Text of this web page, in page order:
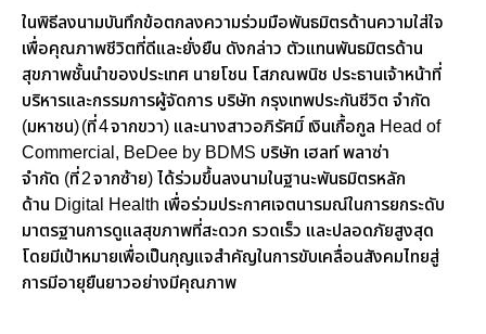
ในพิธีลงนามบันทึกข้อตกลงความร่วมมือพันธมิตรด้านความใส่ใจ
เพื่อคุณภาพชีวิตที่ดีและยั่งยืน ดังกล่าว ตัวแทนพันธมิตรด้าน
สุขภาพชั้นนำของประเทศ นายโชน โสภณพนิช ประธานเจ้าหน้าที่
บริหารและกรรมการผู้จัดการ บริษัท กรุงเทพประกันชีวิต จำกัด
(มหาชน)(ที่4จากขวา) และนางสาวอภิรัศม เงินเกื้อกูล Head of
Commercial, BeDee by BDMS บริษัท เฮลท์พลาซ่า
จำกัด (ที่2จากซ้าย)ได้ร่วมขึ้นลงนามในฐานะพันธมิตรหลัก
ด้าน Digital Health เพื่อร่วมประกาศเจตนารมณ์ในการยกระดับ
มาตรฐานการดูแลสุขภาพที่สะดวก รวดเร็ว และปลอดภัยสูงสุด
โดยมีเป้าหมายเพื่อเป็นกุญแจสำคัญในการขับเคลื่อนสังคมไทยสู่
การมีอายุยืนยาวอย่างมีคุณภาพ